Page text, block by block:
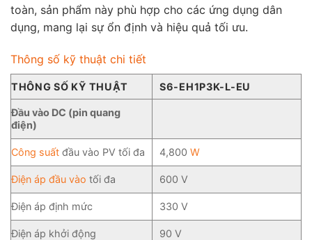
toàn, sản phẩm này phù hợp cho các ứng dụng dân
dụng, mang lại sự ổn định và hiệu quả tối ưu.
Thông số kỹ thuật chi tiết
THÔNG SỐ KỸ THUẬT S6-EH1P3K-L-EU
Đầu vào DC (pin quang
điện)
Công suất đầu vào PV tối đa 4,800 W
Điện áp đầu vào tối đa 600 V
Điện áp định mức 330 V
Điện áp khởi động 90 V